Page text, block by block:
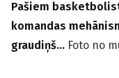
Pašiem
komandas
graudiņš… Foto no